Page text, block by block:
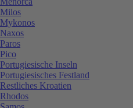
Milos
Mykonos
Naxos
Paros
Pico
Portugiesische Inseln
Portugiesisches Festland
Restliches Kroatien
Rhodos